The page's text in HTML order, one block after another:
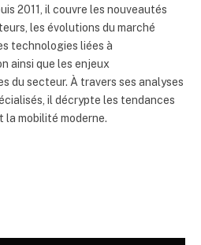
2011, il couvre les nouveautés
les évolutions du marché
technologies liées à
ainsi que les enjeux
du secteur. À travers ses analyses
il décrypte les tendances
la mobilité moderne.